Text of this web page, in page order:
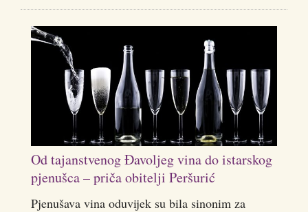
Od tajanstvenog Đavoljeg vina do istarskog
pjenušca – priča obitelji Peršurić
Pjenušava vina oduvijek su bila sinonim za